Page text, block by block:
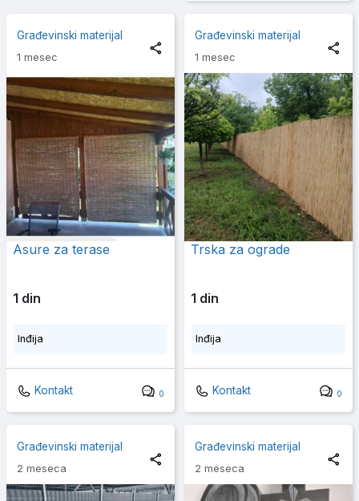
Građevinski materijal
1 mesec
Asure za terase
1 din
Inđija
Kontakt 0
Građevinski materijal
1 mesec
Trska za ograde
1 din
Inđija
Kontakt 0
Građevinski materijal
2 meseca
Građevinski materijal
2 meseca